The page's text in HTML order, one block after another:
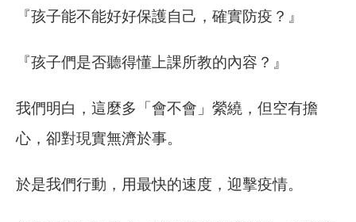
『孩子能不能好好保護自己，確實防疫？』
『孩子們是否聽得懂上課所教的內容？』
我們明白，這麼多「會不會」縈繞，但空有擔
心，卻對現實無濟於事。
於是我們行動，用最快的速度，迎擊疫情。